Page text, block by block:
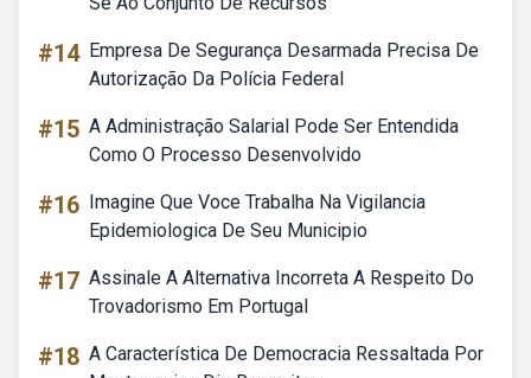
#14 Empresa De Segurança Desarmada Precisa De
Autorização Da Polícia Federal
#15 A Administração Salarial Pode Ser Entendida
Como O Processo Desenvolvido
#16 Imagine Que Voce Trabalha Na Vigilancia
Epidemiologica De Seu Municipio
#17 Assinale A Alternativa Incorreta A Respeito Do
Trovadorismo Em Portugal
#18 A Característica De Democracia Ressaltada Por